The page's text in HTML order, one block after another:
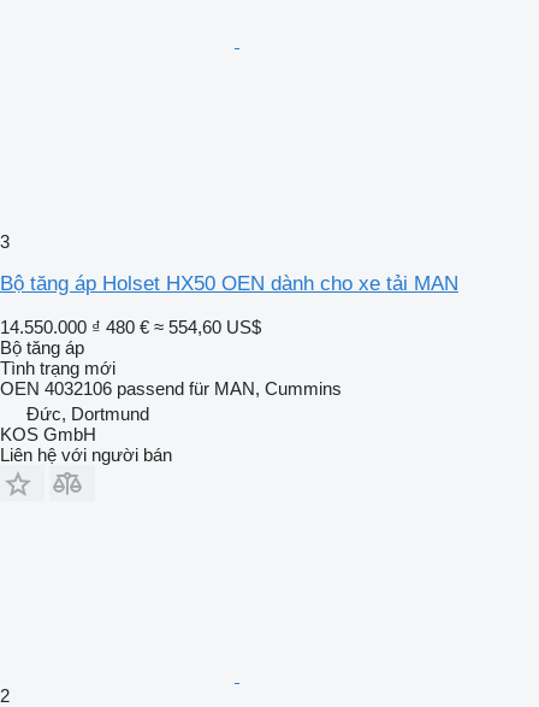
3
Bộ tăng áp Holset HX50 OEN dành cho xe tải MAN
14.550.000 ₫ 480 € ≈ 554,60 US$
Bộ tăng áp
Tình trạng mới
OEN 4032106 passend für MAN, Cummins
Đức, Dortmund
KOS GmbH
Liên hệ với người bán
2